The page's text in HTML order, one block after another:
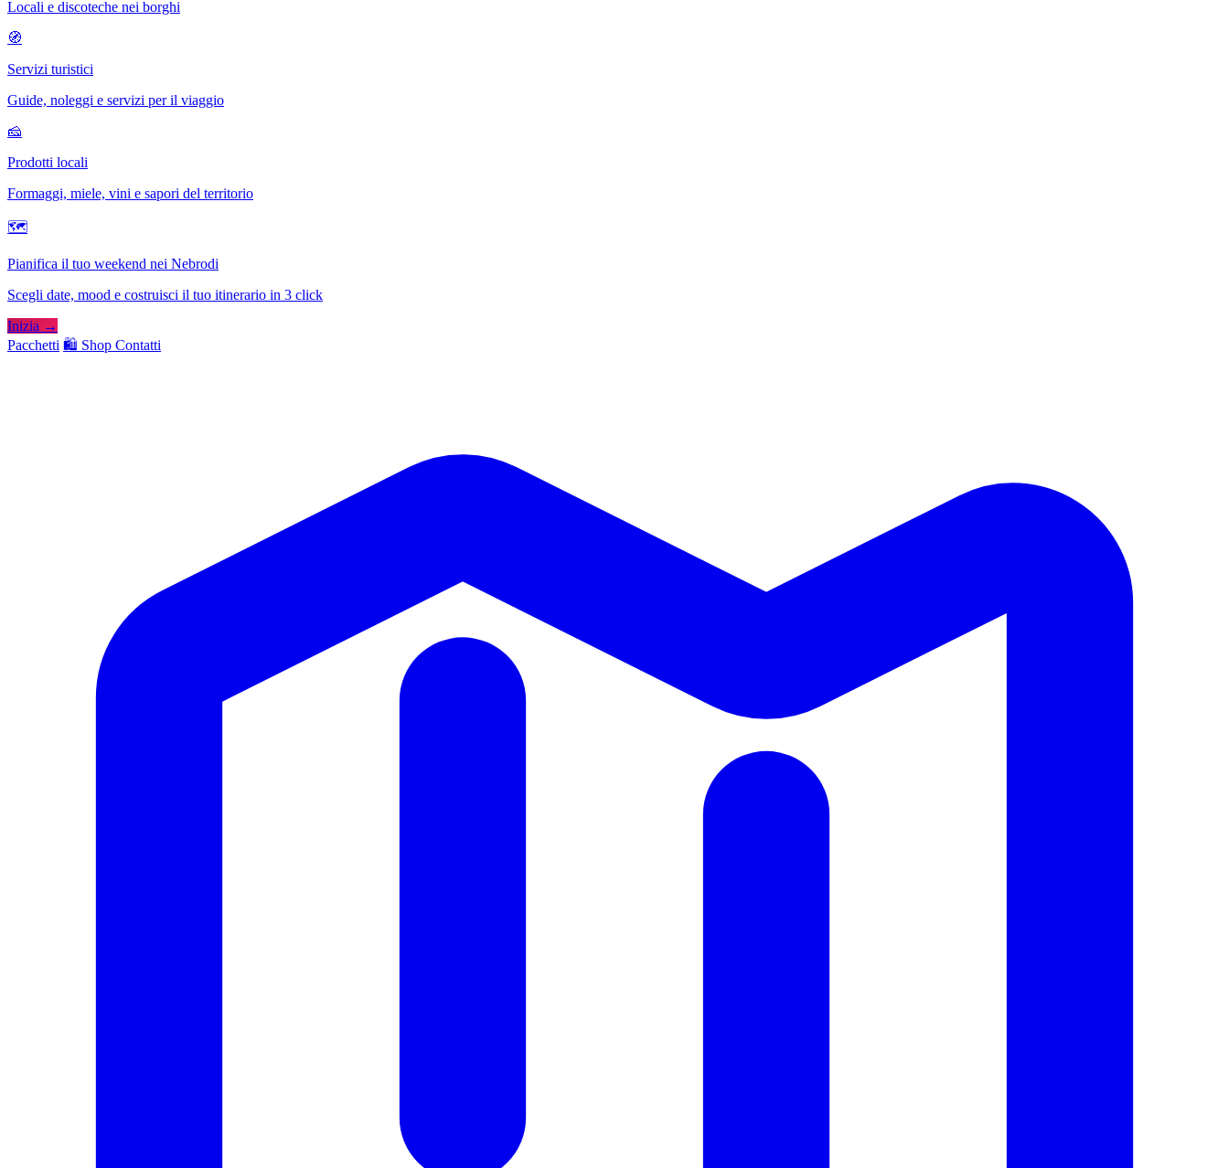
Locali e discoteche nei borghi
🧭
Servizi turistici
Guide, noleggi e servizi per il viaggio
🧀
Prodotti locali
Formaggi, miele, vini e sapori del territorio
🗺
Pianifica il tuo weekend nei Nebrodi
Scegli date, mood e costruisci il tuo itinerario in 3 click
Inizia →
Pacchetti 🛍️ Shop Contatti